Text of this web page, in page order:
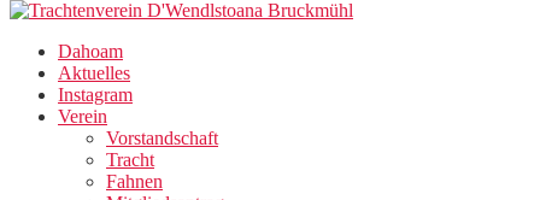
Dahoam
Aktuelles
Instagram
Verein
Vorstandschaft
Tracht
Fahnen